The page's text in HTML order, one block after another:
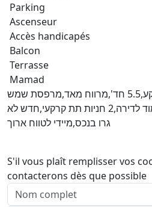
Parking
Ascenseur
Accès handicapés
Balcon
Terrasse
Mamad
פנטהאוז מהמם ומושקע,5.5 חד',מרווח מאד,מרפסת שמש
50מ''ר,מחסן 10 מ''ר צמוד לדירה,2 חניות תת קרקעי,חדש לא
גרו בנכס,מיידי לטווח ארוך
S'il vous plaît remplisser vos
contacterons dès que possible